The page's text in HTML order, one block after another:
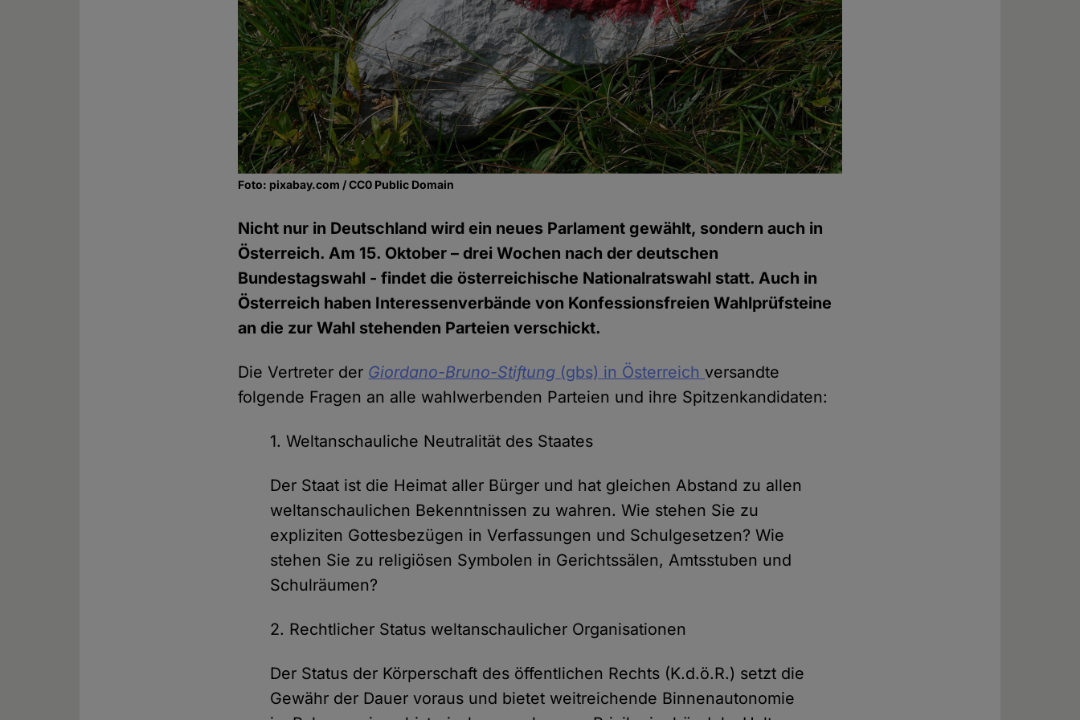
Foto: pixabay.com / CC0 Public Domain
Nicht nur in Deutschland wird ein neues Parlament gewählt, sondern auch in
Österreich. Am 15. Oktober – drei Wochen nach der deutschen
Bundestagswahl - findet die österreichische Nationalratswahl statt. Auch in
Österreich haben Interessenverbände von Konfessionsfreien Wahlprüfsteine
an die zur Wahl stehenden Parteien verschickt.
Die Vertreter der Giordano-Bruno-Stiftung (gbs) in Österreichversandte
folgende Fragen an alle wahlwerbenden Parteien und ihre Spitzenkandidaten:
1. Weltanschauliche Neutralität des Staates
Der Staat ist die Heimat aller Bürger und hat gleichen Abstand zu allen
weltanschaulichen Bekenntnissen zu wahren. Wie stehen Sie zu
expliziten Gottesbezügen in Verfassungen und Schulgesetzen? Wie
stehen Sie zu religiösen Symbolen in Gerichtssälen, Amtsstuben und
Schulräumen?
2. Rechtlicher Status weltanschaulicher Organisationen
Der Status der Körperschaft des öffentlichen Rechts (K.d.ö.R.) setzt die
Gewähr der Dauer voraus und bietet weitreichende Binnenautonomie